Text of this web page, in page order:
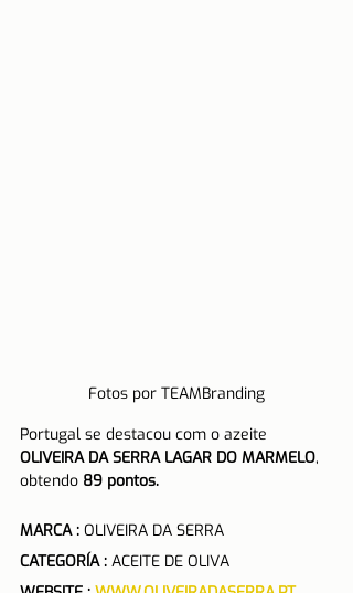
Fotos por TEAMBranding
Portugal se destacou com o azeite
OLIVEIRA DA SERRA LAGAR DO MARMELO,
obtendo 89 pontos.
MARCA : OLIVEIRA DA SERRA
CATEGORÍA : ACEITE DE OLIVA